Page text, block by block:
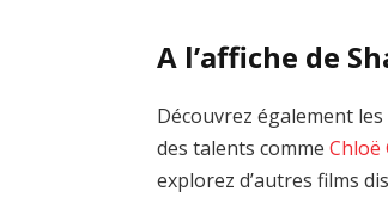
A l’affiche de
Découvrez également
des talents commeChloë
explorez d’autres films